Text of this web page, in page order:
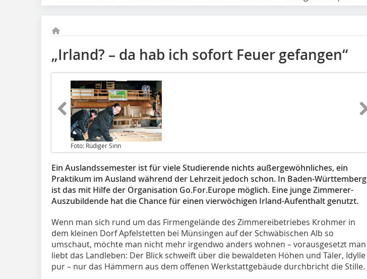
„Irland? – da hab ich sofort Feuer gefangen“
Foto: Rüdiger Sinn
Ein Auslandssemester ist für viele Studierende nichts außergewöhnliches, ein
Praktikum im Ausland während der Lehrzeit jedoch schon. In Baden-Württemberg
ist das mit Hilfe der Organisation Go.For.Europe möglich. Eine junge Zimmerer-
Auszubildende hat die Chance für einen vierwöchigen Irland-Aufenthalt genutzt.
Wenn man sich rund um das Firmengelände des Zimmereibetriebes Krohmer in
dem kleinen Dorf Apfelstetten bei Münsingen auf der Schwäbischen Alb so
umschaut, möchte man nicht mehr irgendwo anders wohnen – vorausgesetzt man
liebt das Landleben: Der Blick schweift über die bewaldeten Höhen und Täler, Idylle
pur – nur das Hämmern aus dem offenen Werkstattgebäude durchbricht die Stille.